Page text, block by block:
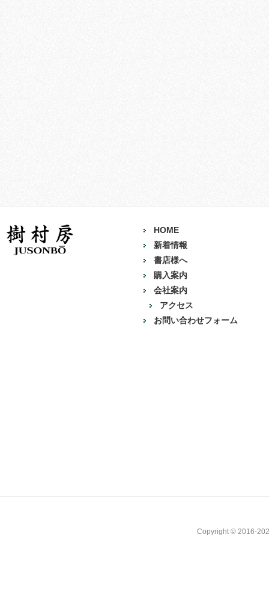
HOME
新着情報
書店様へ
購入案内
会社案内
アクセス
お問い合わせフォーム
Copyright © 2016-